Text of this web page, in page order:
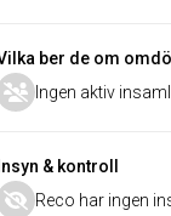
ber de om
Ingen aktiv
Insyn & kontroll
Reco har ingen